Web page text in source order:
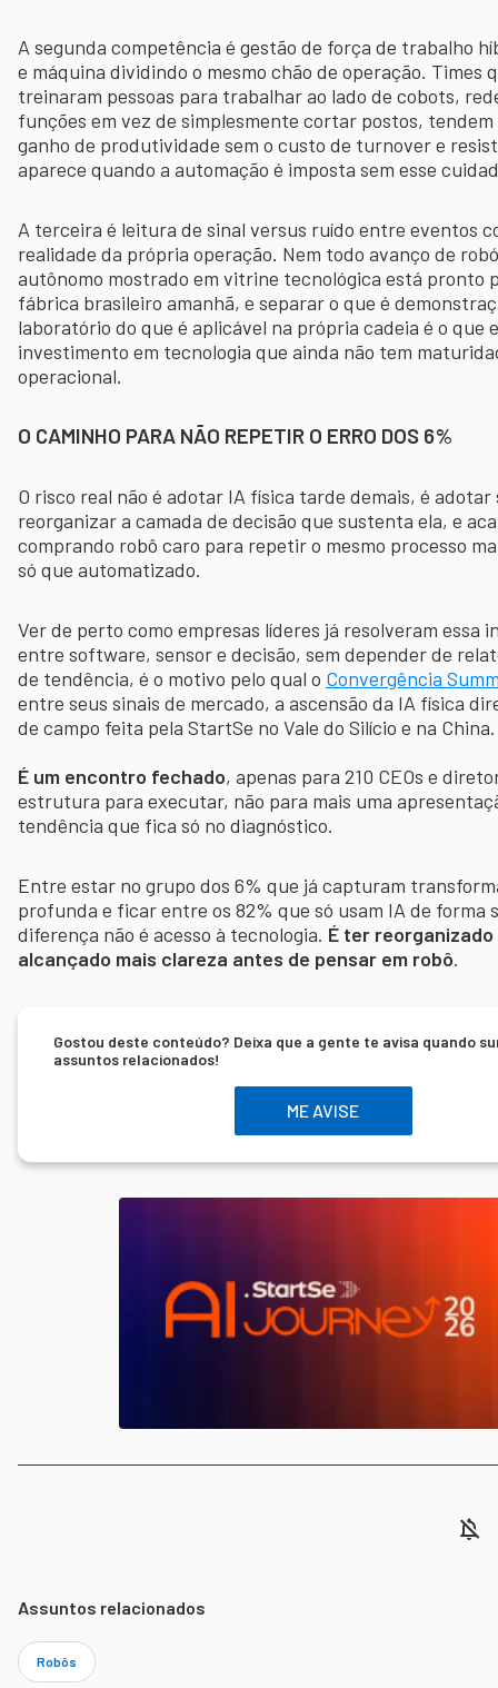
A segunda competência é gestão de força de trabalho
e máquina dividindo o mesmo chão de operação. Times
treinaram pessoas para trabalhar ao lado de cobots,
funções em vez de simplesmente cortar postos,
ganho de produtividade sem o custo de turnover e
aparece quando a automação é imposta sem esse
A terceira é leitura de sinal versus ruído entre eventos
realidade da própria operação. Nem todo avanço de
autônomo mostrado em vitrine tecnológica está pronto
fábrica brasileiro amanhã, e separar o que é
laboratório do que é aplicável na própria cadeia é o que
investimento em tecnologia que ainda não tem
operacional.
O CAMINHO PARA NÃO REPETIR O ERRO DOS 6%
O risco real não é adotar IA física tarde demais, é adotar
reorganizar a camada de decisão que sustenta ela, e
comprando robô caro para repetir o mesmo processo
só que automatizado.
Ver de perto como empresas líderes já resolveram essa
entre software, sensor e decisão, sem depender de
de tendência, é o motivo pelo qual o Convergência
entre seus sinais de mercado, a ascensão da IA física
de campo feita pela StartSe no Vale do Silício e na
É um encontro fechado, apenas para 210 CEOs e
estrutura para executar, não para mais uma
tendência que fica só no diagnóstico.
Entre estar no grupo dos 6% que já capturam
profunda e ficar entre os 82% que só usam IA de forma
diferença não é acesso à tecnologia. É ter
alcançado mais clareza antes de pensar em robô.
Gostou deste conteúdo? Deixa que a gente te avisa quando
assuntos relacionados!
ME AVISE
Assuntos relacionados
Robôs